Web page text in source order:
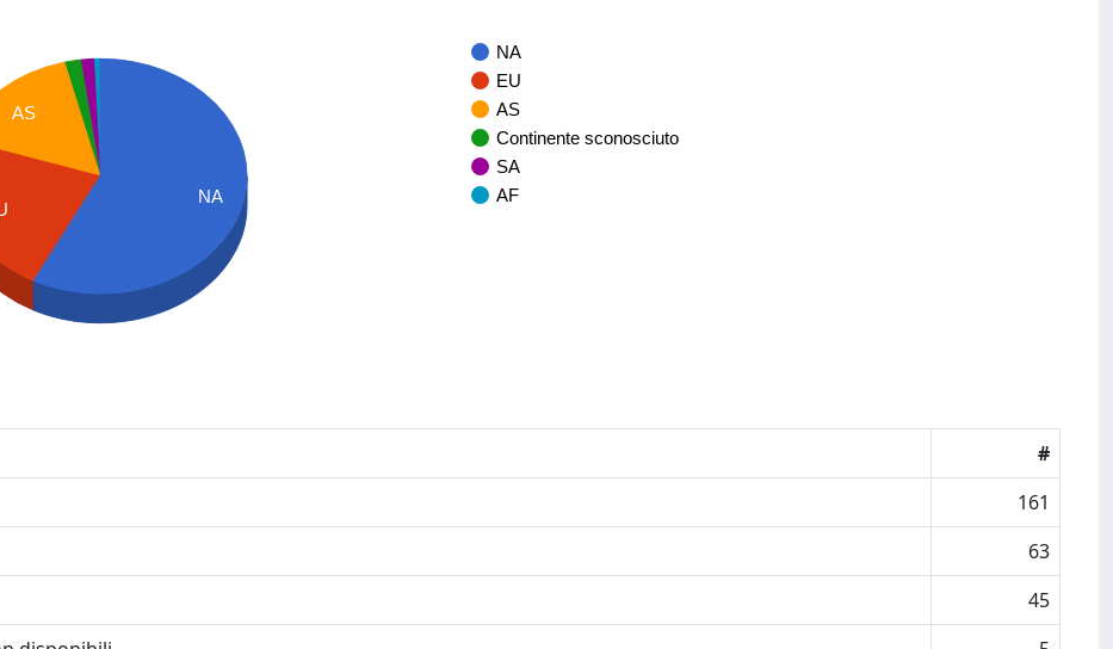
NA
EU
AS
Continente sconosciuto
SA
AF
AS
NA
#
161
63
45